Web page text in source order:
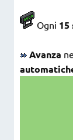
Ogni 15
Avanza